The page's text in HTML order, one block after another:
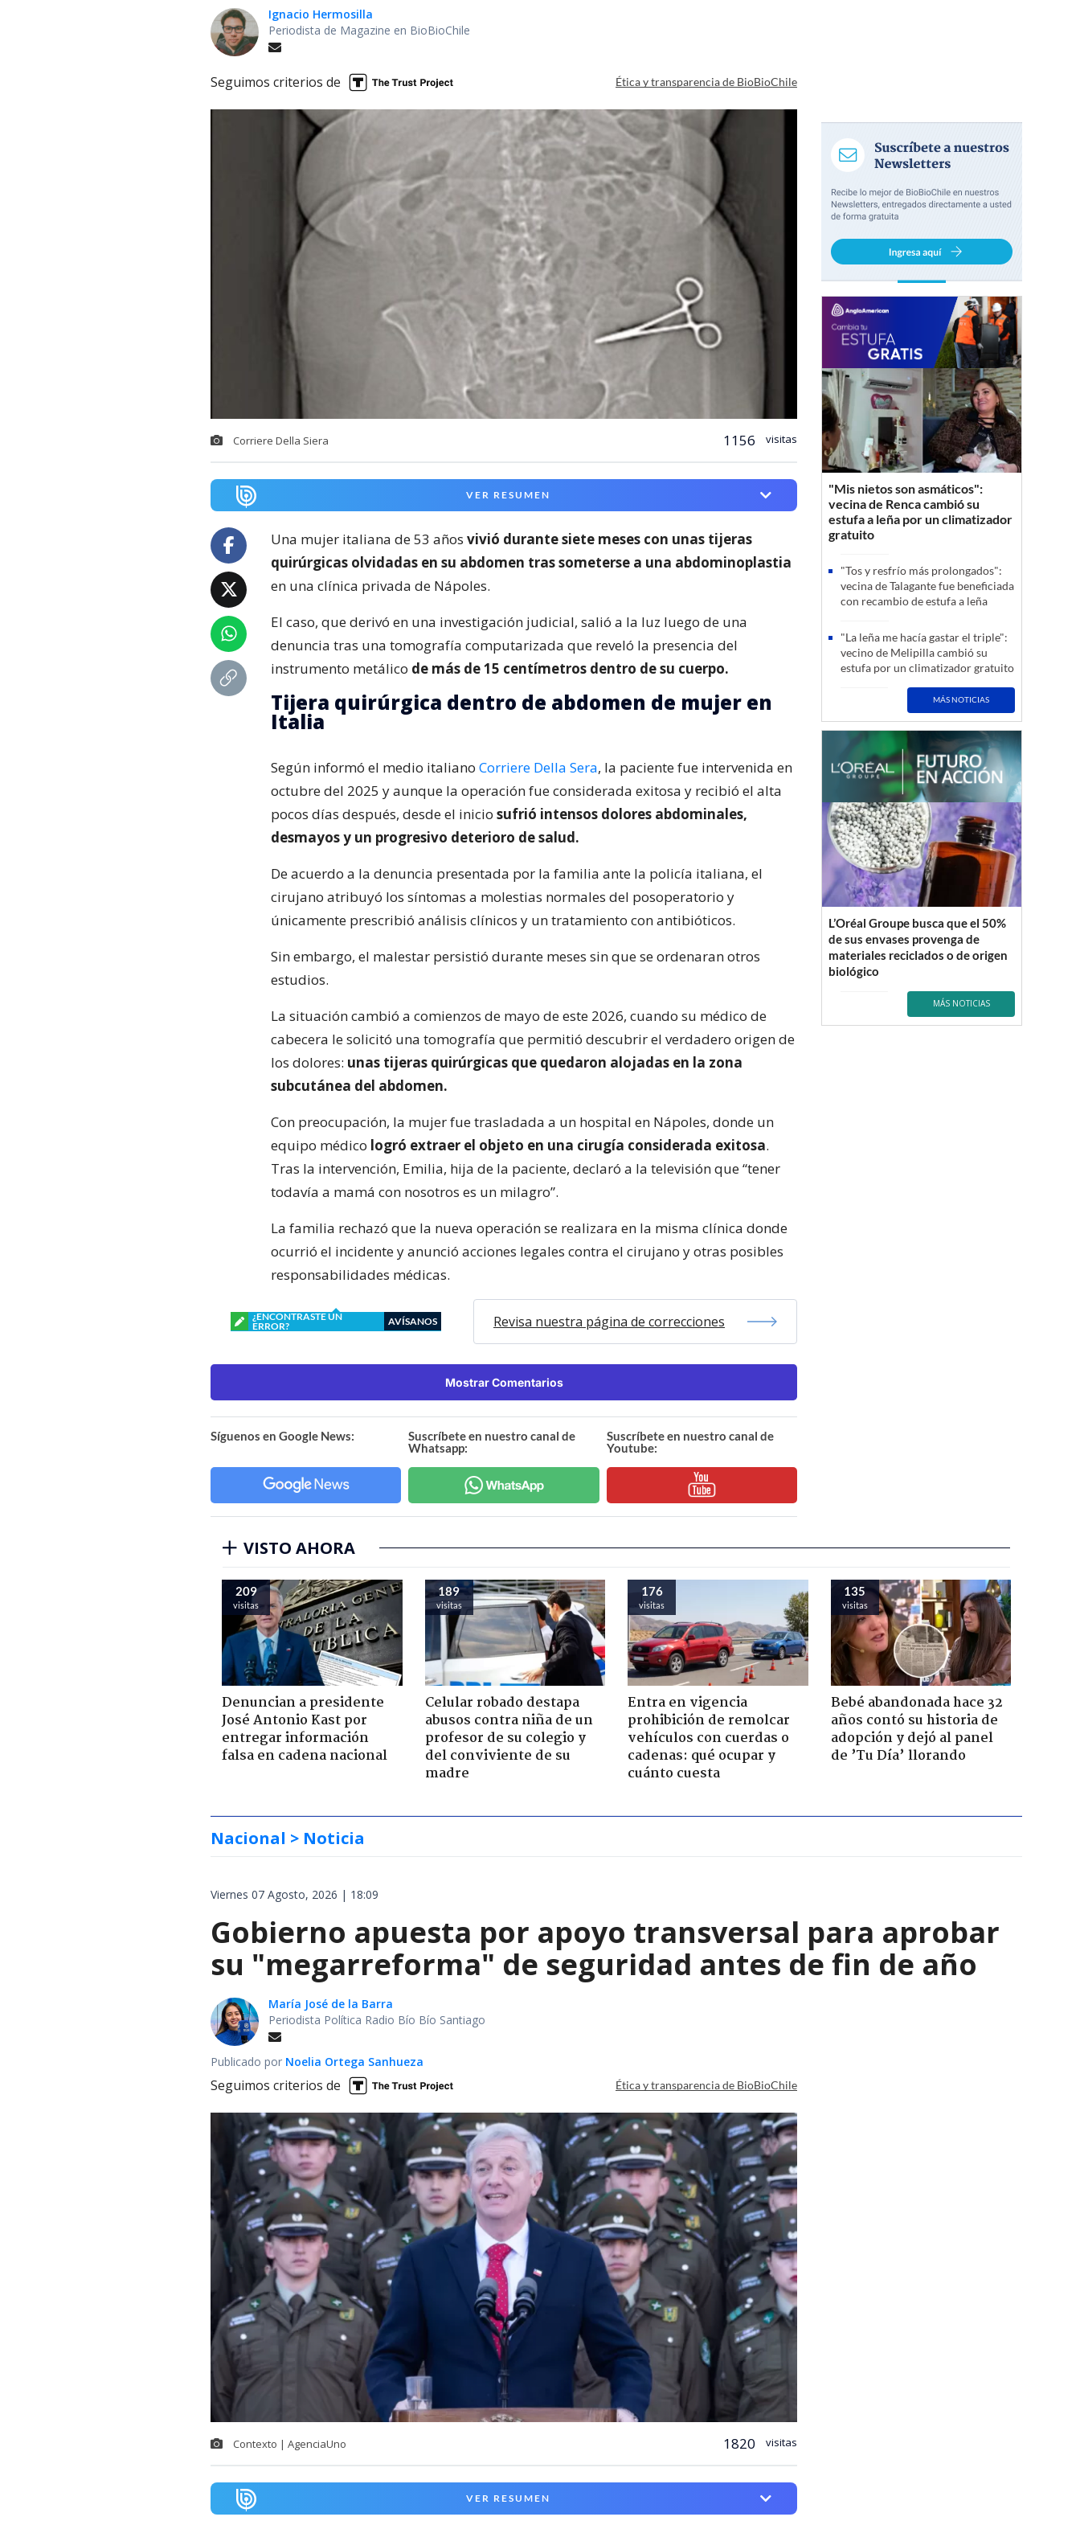
Ignacio Hermosilla
Periodista de Magazine en BioBioChile
Seguimos criterios de Ética y transparencia de BioBioChile
Corriere Della Siera 1156 visitas
VER RESUMEN
Una mujer italiana de 53 años vivió durante siete meses con unas tijeras
quirúrgicas olvidadas en su abdomen tras someterse a una abdominoplastia
en una clínica privada de Nápoles.
El caso, que derivó en una investigación judicial, salió a la luz luego de una
denuncia tras una tomografía computarizada que reveló la presencia del
instrumento metálico de más de 15 centímetros dentro de su cuerpo.
Tijera quirúrgica dentro de abdomen de mujer en
Italia
Según informó el medio italiano Corriere Della Sera, la paciente fue intervenida en
octubre del 2025 y aunque la operación fue considerada exitosa y recibió el alta
pocos días después, desde el inicio sufrió intensos dolores abdominales,
desmayos y un progresivo deterioro de salud.
De acuerdo a la denuncia presentada por la familia ante la policía italiana, el
cirujano atribuyó los síntomas a molestias normales del posoperatorio y
únicamente prescribió análisis clínicos y un tratamiento con antibióticos.
Sin embargo, el malestar persistió durante meses sin que se ordenaran otros
estudios.
La situación cambió a comienzos de mayo de este 2026, cuando su médico de
cabecera le solicitó una tomografía que permitió descubrir el verdadero origen de
los dolores: unas tijeras quirúrgicas que quedaron alojadas en la zona
subcutánea del abdomen.
Con preocupación, la mujer fue trasladada a un hospital en Nápoles, donde un
equipo médico logró extraer el objeto en una cirugía considerada exitosa.
Tras la intervención, Emilia, hija de la paciente, declaró a la televisión que “tener
todavía a mamá con nosotros es un milagro”.
La familia rechazó que la nueva operación se realizara en la misma clínica donde
ocurrió el incidente y anunció acciones legales contra el cirujano y otras posibles
responsabilidades médicas.
¿ENCONTRASTE UN
ERROR?
AVÍSANOS Revisa nuestra página de correcciones
Mostrar Comentarios
Síguenos en Google News:
Suscríbete en nuestro canal de
Whatsapp:
Suscríbete en nuestro canal de
Youtube:
"Mis nietos son asmáticos":
vecina de Renca cambió su
estufa a leña por un climatizador
gratuito
"Tos y resfrío más prolongados":
vecina de Talagante fue beneficiada
con recambio de estufa a leña
"La leña me hacía gastar el triple":
vecino de Melipilla cambió su
estufa por un climatizador gratuito
MÁS NOTICIAS
L’Oréal Groupe busca que el 50%
de sus envases provenga de
materiales reciclados o de origen
biológico
MÁS NOTICIAS
VISTO AHORA
209
visitas
Denuncian a presidente
José Antonio Kast por
entregar información
falsa en cadena nacional
189
visitas
Celular robado destapa
abusos contra niña de un
profesor de su colegio y
del conviviente de su
madre
176
visitas
Entra en vigencia
prohibición de remolcar
vehículos con cuerdas o
cadenas: qué ocupar y
cuánto cuesta
135
visitas
Bebé abandonada hace 32
años contó su historia de
adopción y dejó al panel
de ’Tu Día’ llorando
Nacional > Noticia
Viernes 07 Agosto, 2026 | 18:09
Gobierno apuesta por apoyo transversal para aprobar
su "megarreforma" de seguridad antes de fin de año
María José de la Barra
Periodista Política Radio Bío Bío Santiago
Publicado por Noelia Ortega Sanhueza
Seguimos criterios de Ética y transparencia de BioBioChile
Contexto | AgenciaUno 1820 visitas
VER RESUMEN